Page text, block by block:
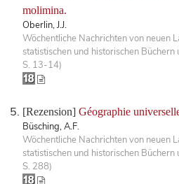
molimina.
Oberlin, J.J.
Wöchentliche Nachrichten von neuen
statistischen und historischen
S. 13-14)
[Rezension] Géographie
Büsching, A.F.
Wöchentliche Nachrichten von neuen
statistischen und historischen
S. 288)